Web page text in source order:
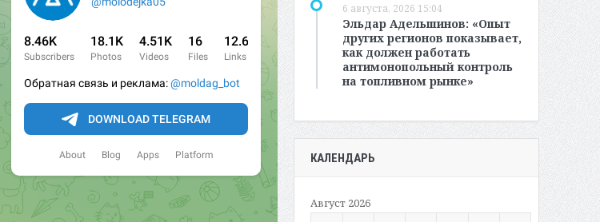
6 августа, 2026 15:04
Эльдар Адельшинов: «Опыт
других регионов показывает,
как должен работать
антимонопольный контроль
на топливном рынке»
КАЛЕНДАРЬ
Август 2026